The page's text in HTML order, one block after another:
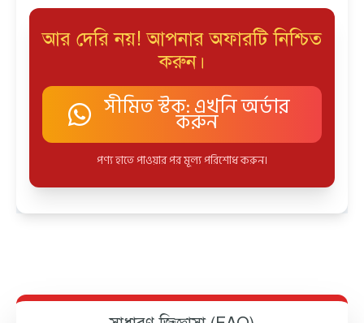
আর দেরি নয়! আপনার অফারটি নিশ্চিত
করুন।
সীমিত স্টক: এখনি অর্ডার
করুন
পণ্য হাতে পাওয়ার পর মূল্য পরিশোধ করুন।